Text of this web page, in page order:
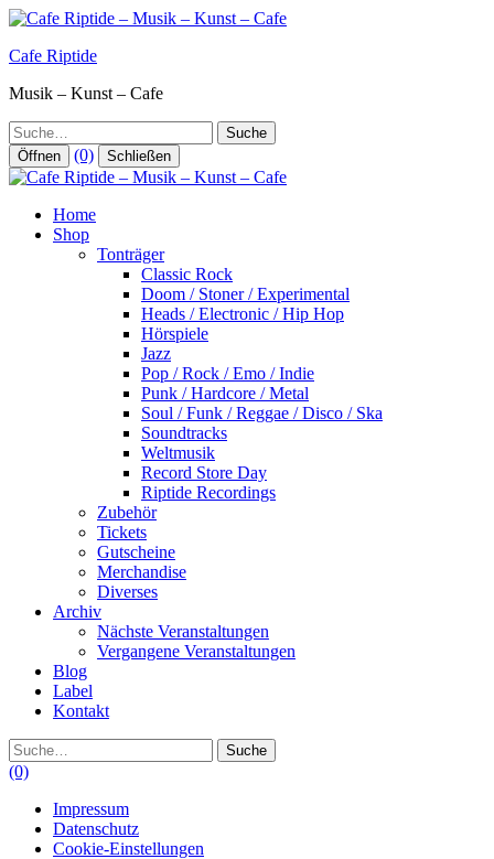
Zum
springen
Cafe Riptide
Musik – Kunst – Cafe
Suche
Öffnen (0) Schließen
Home
Shop
Tonträger
Classic Rock
Doom / Stoner / Experimental
Heads / Electronic / Hip Hop
Hörspiele
Jazz
Pop / Rock / Emo / Indie
Punk / Hardcore / Metal
Soul / Funk / Reggae / Disco / Ska
Soundtracks
Weltmusik
Record Store Day
Riptide Recordings
Zubehör
Tickets
Gutscheine
Merchandise
Diverses
Archiv
Nächste Veranstaltungen
Vergangene Veranstaltungen
Blog
Label
Kontakt
Suche
(0)
Impressum
Datenschutz
Cookie-Einstellungen